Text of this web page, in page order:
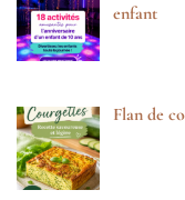
enfant
Flan de